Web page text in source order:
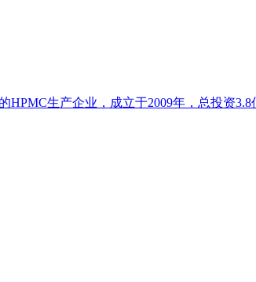
生产企业，成立于2009年，总投资3.8